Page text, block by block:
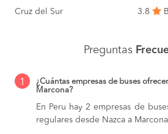
Cruz del Sur
3.8
Preguntas
1
¿Cuántas empresas de buses
Marcona?
En Peru hay 2 empresas de
regulares desde Nazca a